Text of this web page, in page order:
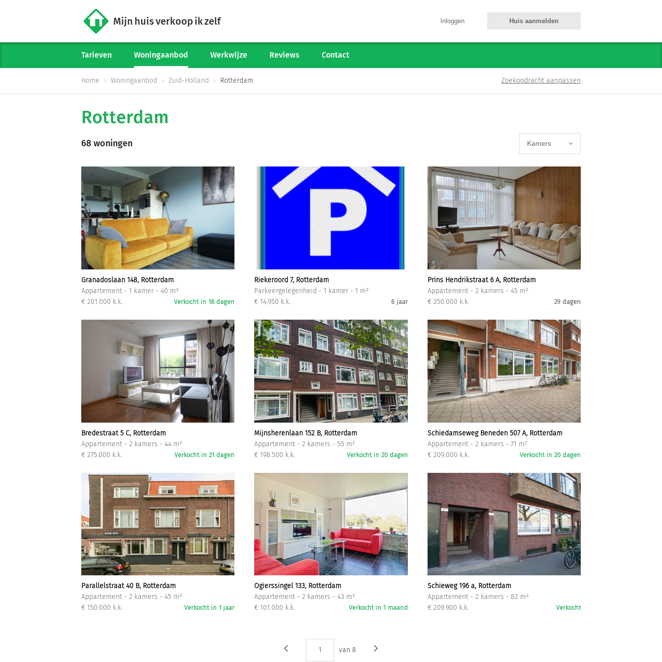
Woningaanbod
Werkwijze
Verkoop starten
Informatiegesprek
Inloggen
Mijn huis verkoop ik zelf Inloggen Huis aanmelden
Tarieven Woningaanbod Werkwijze Reviews Contact
Home Woningaanbod Zuid-Holland Rotterdam Zoekopdracht aanpassen
Rotterdam
68 woningen Kamers
Granadoslaan 148, Rotterdam
Appartement - 1 kamer - 40 m²
€ 201.000 k.k.
Verkocht in 18 dagen
Riekeroord 7, Rotterdam
Parkeergelegenheid - 1 kamer - 1 m²
€ 14.950 k.k.
6 jaar
Prins Hendrikstraat 6 A, Rotterdam
Appartement - 2 kamers - 45 m²
€ 250.000 k.k.
29 dagen
Bredestraat 5 C, Rotterdam
Appartement - 2 kamers - 44 m²
€ 275.000 k.k.
Verkocht in 21 dagen
Mijnsherenlaan 152 B, Rotterdam
Appartement - 2 kamers - 55 m²
€ 198.500 k.k.
Verkocht in 20 dagen
Schiedamseweg Beneden 507 A, Rotterdam
Appartement - 2 kamers - 71 m²
€ 209.000 k.k.
Verkocht in 20 dagen
Parallelstraat 40 B, Rotterdam
Appartement - 2 kamers - 45 m²
€ 150.000 k.k.
Verkocht in 1 jaar
Ogierssingel 133, Rotterdam
Appartement - 2 kamers - 43 m²
€ 101.000 k.k.
Verkocht in 1 maand
Schieweg 196 a, Rotterdam
Appartement - 2 kamers - 82 m²
€ 209.900 k.k.
Verkocht
1 van 8